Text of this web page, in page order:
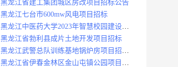
黑龙江省建工集团城区房改项目招标公告
黑龙江七台市600mw风电项目招标
黑龙江中医药大学2023年智慧校园建设项
目招标公告
黑龙江省勃利县成片土地开发项目招标
黑龙江武警总队训练基地锅炉房项目招标
公示
黑龙江省伊春金林区金山屯镇公园项目招